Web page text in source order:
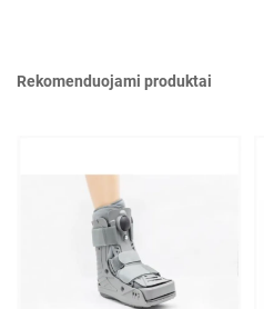
Rekomenduojami produktai